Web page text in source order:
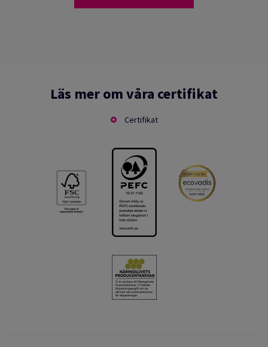
Läs mer om våra certifikat
Certifikat